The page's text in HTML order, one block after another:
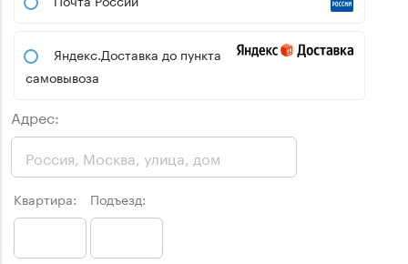
Яндекс.Доставка до пункта
самовывоза
Адрес:
Квартира: Подъезд: